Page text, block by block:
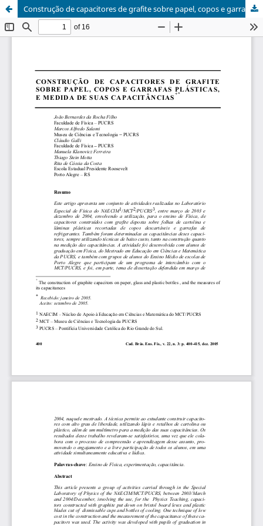
Construção de capacitores de grafite sobre papel, copos e garrafas plásticas, e medida de suas capacitâncias